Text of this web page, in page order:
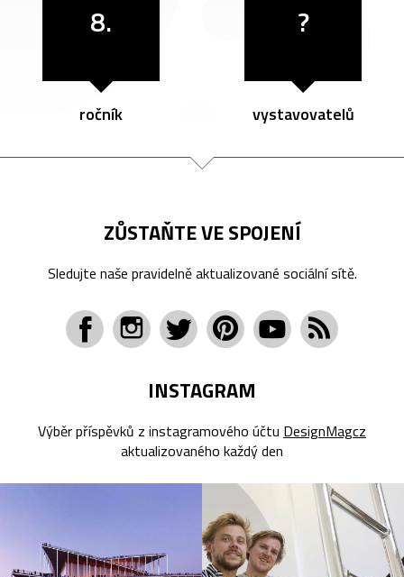
8.
ročník
?
vystavovatelů
ZŮSTAŇTE VE SPOJENÍ
Sledujte naše pravidelně aktualizované sociální sítě.
INSTAGRAM
Výběr příspěvků z instagramového účtu DesignMagcz
aktualizovaného každý den